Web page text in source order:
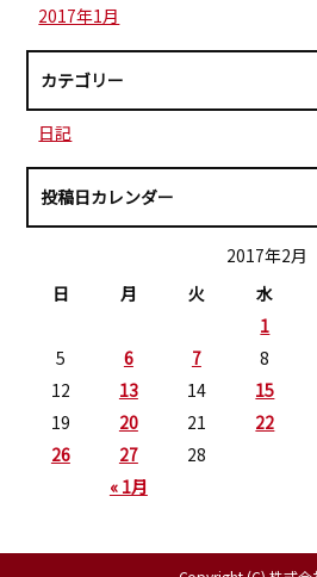
2017年1月
カテゴリー
日記
投稿日カレンダー
2017年2月
日
月 火 水
« 1月
1
5
6 7 8
12
13 14 15
19
20 21 22
26
27 28